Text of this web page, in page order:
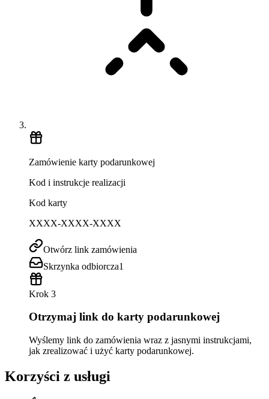
Zamówienie karty podarunkowej
Kod i instrukcje realizacji
Kod karty
XXXX-XXXX-XXXX
Otwórz link zamówienia
Skrzynka odbiorcza1
Krok 3
Otrzymaj link do karty podarunkowej
Wyślemy link do zamówienia wraz z jasnymi instrukcjami,
jak zrealizować i użyć karty podarunkowej.
Korzyści z usługi